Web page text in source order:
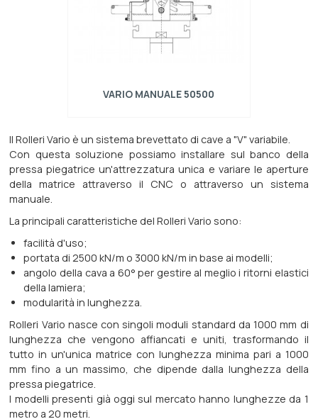
centralina di comando e PLC a schermo
touch; - set cav…
VARIO MANUALE 50500
Il Rolleri Vario è un sistema brevettato di cave a "V" variabile.
Con questa soluzione possiamo installare sul banco della
pressa piegatrice un'attrezzatura unica e variare le aperture
della matrice attraverso il CNC o attraverso un sistema
manuale.
La principali caratteristiche del Rolleri Vario sono:
facilità d'uso;
portata di 2500 kN/m o 3000 kN/m in base ai modelli;
angolo della cava a 60° per gestire al meglio i ritorni elastici
della lamiera;
modularità in lunghezza.
Rolleri Vario nasce con singoli moduli standard da 1000 mm di
lunghezza che vengono affiancati e uniti, trasformando il
tutto in un'unica matrice con lunghezza minima pari a 1000
mm fino a un massimo, che dipende dalla lunghezza della
pressa piegatrice.
I modelli presenti già oggi sul mercato hanno lunghezze da 1
metro a 20 metri.